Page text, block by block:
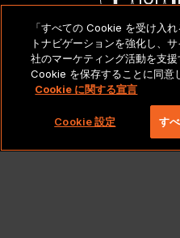
法的通知
Copyright 2026
rights
「すべての Cookie を受け入
トナビゲーションを強化し、
社のマーケティング活動を支
Cookie を保存することに同意
Cookie に関する宣言
Cookie 設定 す